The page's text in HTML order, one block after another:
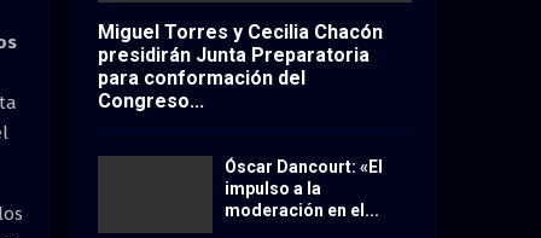
Miguel Torres y Cecilia Chacón
presidirán Junta Preparatoria
para conformación del
Congreso...
Óscar Dancourt: «El
impulso a la
moderación en el...